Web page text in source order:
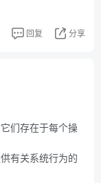
回复 分享
们存在于每个操
有关系统行为的